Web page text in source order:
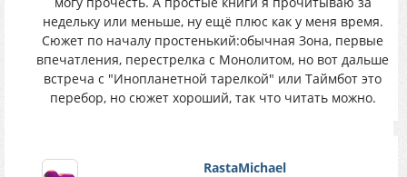
недельку или меньше, ну ещё плюс как у меня время.
Сюжет по началу простенький:обычная Зона, первые
впечатления, перестрелка с Монолитом, но вот дальше
встреча с "Инопланетной тарелкой" или Таймбот это
перебор, но сюжет хороший, так что читать можно.
RastaMichael